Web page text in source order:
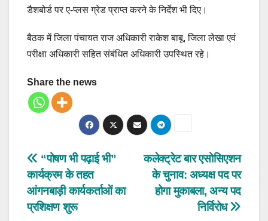
डैशबोर्ड पर ए-प्लस ग्रेड प्राप्त करने के निर्देश भी दिए।
बैठक में जिला पंचायत राज अधिकारी राकेश बाबू, जिला लेखा एवं
परीक्षा अधिकारी सहित संबंधित अधिकारी उपस्थित रहे।
Share the news
Post
navigation
कलेक्ट्रेट बार एसोसिएशन
के चुनाव: अध्यक्ष पद पर
होगा मुकाबला, अन्य पद
निर्विरोध
“पोषण भी पढ़ाई भी”
कार्यक्रम के तहत
आंगनबाड़ी कार्यकर्ताओं का
प्रशिक्षण शुरू